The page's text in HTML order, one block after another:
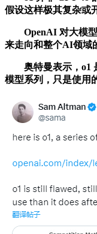
假设这样极其复杂或
OpenAI 对大模型
来走向和整个AI领域
奥特曼表示，o1
模型系列，只是使用